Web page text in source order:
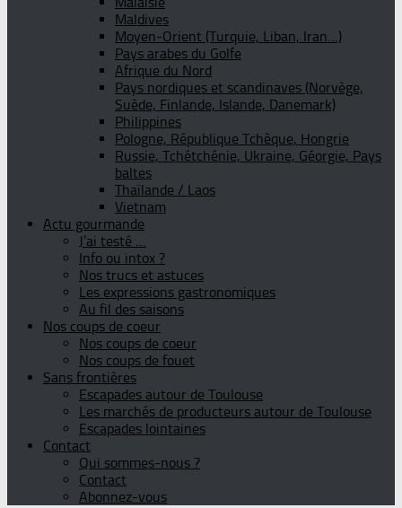
Maldives
Moyen-Orient (Turquie, Liban, Iran…)
Pays arabes du Golfe
Afrique du Nord
Pays nordiques et scandinaves (Norvège,
Suède, Finlande, Islande, Danemark)
Philippines
Pologne, République Tchèque, Hongrie
Russie, Tchétchénie, Ukraine, Géorgie, Pays
baltes
Thaïlande / Laos
Vietnam
Actu gourmande
J’ai testé …
Info ou intox ?
Nos trucs et astuces
Les expressions gastronomiques
Au fil des saisons
Nos coups de coeur
Nos coups de coeur
Nos coups de fouet
Sans frontières
Escapades autour de Toulouse
Les marchés de producteurs autour de Toulouse
Escapades lointaines
Contact
Qui sommes-nous ?
Contact
Abonnez-vous